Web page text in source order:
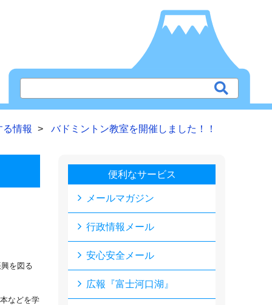
情報 バドミントン教室を開催しました！！
を図る
などを学
便利なサービス
メールマガジン
行政情報メール
安心安全メール
広報『富士河口湖』